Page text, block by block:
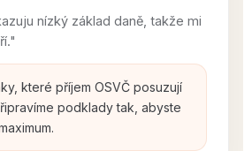
nízký základ daně, takže mi
které příjem OSVČ posuzují
podklady tak, abyste